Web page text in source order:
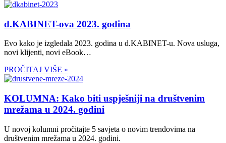
d.KABINET-ova 2023. godina
Evo kako je izgledala 2023. godina u d.KABINET-u. Nova usluga,
novi klijenti, novi eBook…
PROČITAJ VIŠE »
KOLUMNA: Kako biti uspješniji na društvenim
mrežama u 2024. godini
U novoj kolumni pročitajte 5 savjeta o novim trendovima na
društvenim mrežama u 2024. godini.